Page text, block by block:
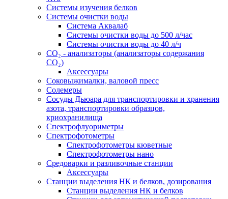
Системы изучения белков
Системы очистки воды
Система Аквалаб
Системы очистки воды до 500 л/час
Системы очистки воды до 40 л/ч
СО₂ - анализаторы (анализаторы содержания
СО₂)
Аксессуары
Соковыжималки, валовой пресс
Солемеры
Сосуды Дьюара для транспортировки и хранения
азота, транспортировки образцов,
криохранилища
Спектрофлуориметры
Спектрофотометры
Спектрофотометры кюветные
Спектрофотометры нано
Средоварки и разливочные станции
Аксессуары
Станции выделения НК и белков, дозирования
Станции выделения НК и белков